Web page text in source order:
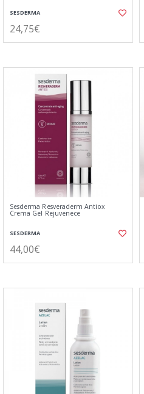
SESDERMA
24,75€
Sesderma Resveraderm Antiox
Crema Gel Rejuvenece
SESDERMA
44,00€